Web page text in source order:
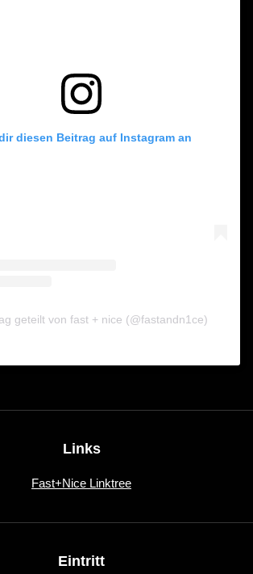
diesen Beitrag auf Instagram an
geteilt von fast + nice (@fastandn1ce)
Links
Fast+Nice Linktree
Eintritt